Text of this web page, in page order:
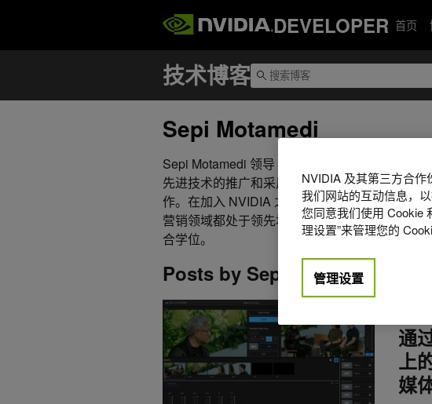
DEVELOPER 首页
Sepi Motamedi
Sepi Motamedi 领导 NVIDIA 专业广播的全球行
先进技术的推广和采用，包括人工智能、实时
作。在加入 NVIDIA 之前，Sepi 在数字媒体行
营销领域都处于领先地位。Sepi 拥有西蒙·弗雷
合学位。
Posts by Sepi Motamedi
通
上
媒
NVIDIA 及其第三方合
我们网站的互动信息，
您同意我们使用 Cookie
理设置”来管理您的
管理设置